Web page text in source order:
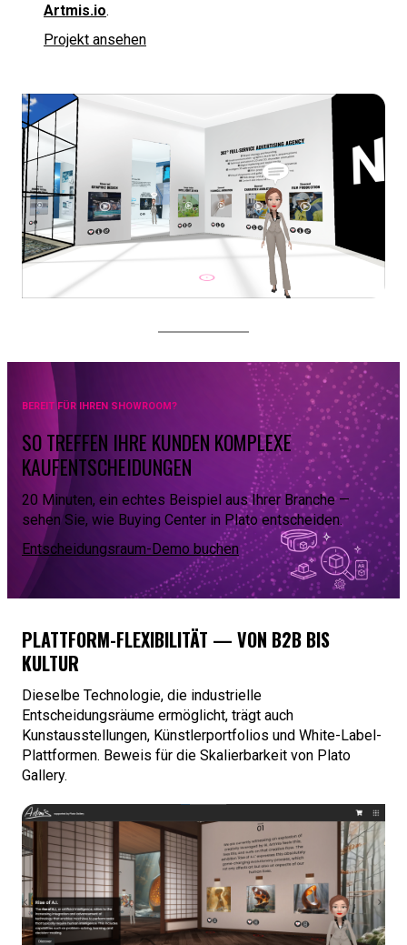
Artmis.io.
Projekt ansehen
BEREIT FÜR IHREN SHOWROOM?
SO TREFFEN IHRE KUNDEN KOMPLEXE
KAUFENTSCHEIDUNGEN
20 Minuten, ein echtes Beispiel aus Ihrer Branche —
sehen Sie, wie Buying Center in Plato entscheiden.
Entscheidungsraum-Demo buchen
PLATTFORM-FLEXIBILITÄT — VON B2B BIS
KULTUR
Dieselbe Technologie, die industrielle
Entscheidungsräume ermöglicht, trägt auch
Kunstausstellungen, Künstlerportfolios und White-Label-
Plattformen. Beweis für die Skalierbarkeit von Plato
Gallery.